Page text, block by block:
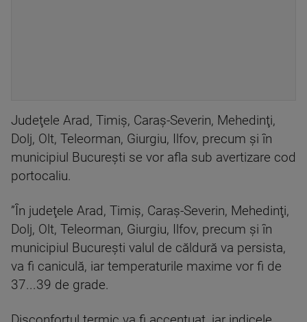
Judeţele Arad, Timiş, Caraş-Severin, Mehedinţi,
Dolj, Olt, Teleorman, Giurgiu, Ilfov, precum şi în
municipiul Bucureşti se vor afla sub avertizare cod
portocaliu.
”În judeţele Arad, Timiş, Caraş-Severin, Mehedinţi,
Dolj, Olt, Teleorman, Giurgiu, Ilfov, precum şi în
municipiul Bucureşti valul de căldură va persista,
va fi caniculă, iar temperaturile maxime vor fi de
37...39 de grade.